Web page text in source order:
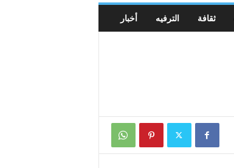
أخبار الترفيه ثقافة